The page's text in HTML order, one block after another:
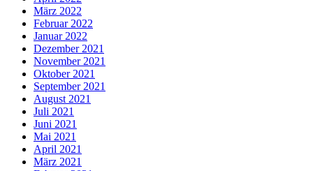
März 2022
Februar 2022
Januar 2022
Dezember 2021
November 2021
Oktober 2021
September 2021
August 2021
Juli 2021
Juni 2021
Mai 2021
April 2021
März 2021